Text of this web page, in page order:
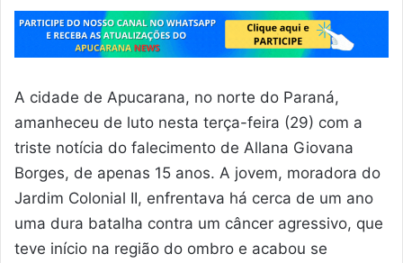
A cidade de Apucarana, no norte do Paraná,
amanheceu de luto nesta terça-feira (29) com a
triste notícia do falecimento de Allana Giovana
Borges, de apenas 15 anos. A jovem, moradora do
Jardim Colonial II, enfrentava há cerca de um ano
uma dura batalha contra um câncer agressivo, que
teve início na região do ombro e acabou se